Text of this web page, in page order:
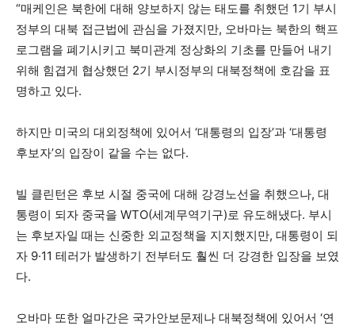
“매케인은 북한에 대해 양보하지 않는 태도를 취했던 1기 부시
정부의 대북 접근법에 관심을 가졌지만, 오바마는 북한의 핵프
로그램을 폐기시키고 북미관계 정상화의 기초를 만들어 내기
위해 힘겹게 협상했던 2기 부시정부의 대북정책에 호감을 표
명하고 있다.
하지만 미국의 대외정책에 있어서 ‘대통령의 입장’과 ‘대통령
후보자’의 입장이 같을 수는 없다.
빌 클린턴은 후보 시절 중국에 대해 강경노선을 취했으나, 대
통령이 되자 중국을 WTO(세계무역기구)로 유도해냈다. 부시
는 후보자일 때는 신중한 외교정책을 지지했지만, 대통령이 되
자 9·11 테러가 발생하기 전부터도 훨씬 더 강경한 입장을 보였
다.
오바마 또한 얼마간은 국가안보문제나 대북정책에 있어서 ‘연